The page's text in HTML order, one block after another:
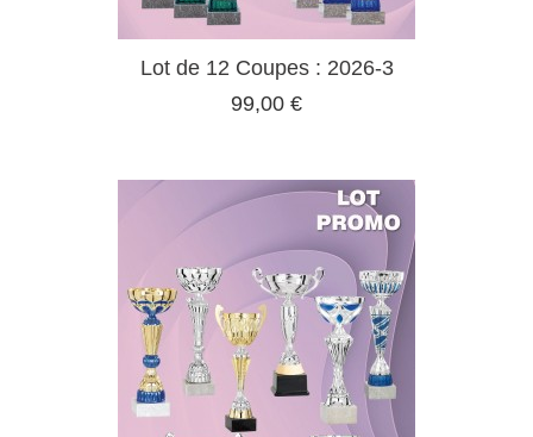
Lot de 12 Coupes : 2026-3
99,00 €